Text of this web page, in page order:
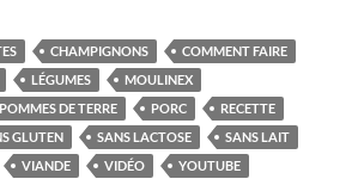
CHAMPIGNONS
COMMENT FAIRE
LÉGUMES
MOULINEX
POMMES DE TERRE PORC
RECETTE
GLUTEN SANS LACTOSE
SANS LAIT
VIANDE VIDÉO
YOUTUBE